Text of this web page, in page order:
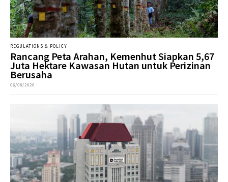
REGULATIONS & POLICY
Rancang Peta Arahan, Kemenhut Siapkan 5,67
Juta Hektare Kawasan Hutan untuk Perizinan
Berusaha
06/08/2026